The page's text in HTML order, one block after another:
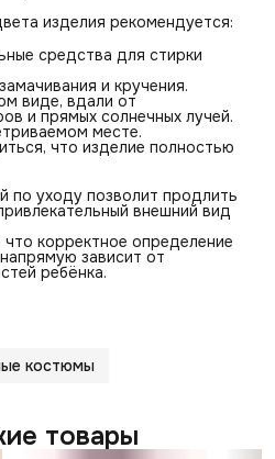
изделия рекомендуется:
средства для стирки
и кручения.
виде, вдали от
и прямых солнечных лучей.
месте.
что изделие полностью
по уходу позволит продлить
внешний вид
корректное определение
зависит от
ребёнка.
костюмы
товары